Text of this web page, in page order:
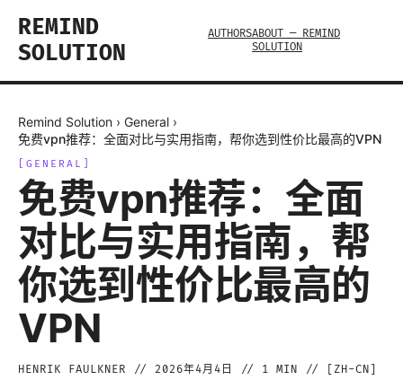
REMIND
SOLUTION
AUTHORSABOUT — REMIND
SOLUTION
Remind Solution › General ›
免费vpn推荐：全面对比与实用指南，帮你选到性价比最高的VPN
GENERAL
免费vpn推荐：全面
对比与实用指南，帮
你选到性价比最高的
VPN
HENRIK FAULKNER // 2026年4月4日 // 1 MIN // [ ZH-CN